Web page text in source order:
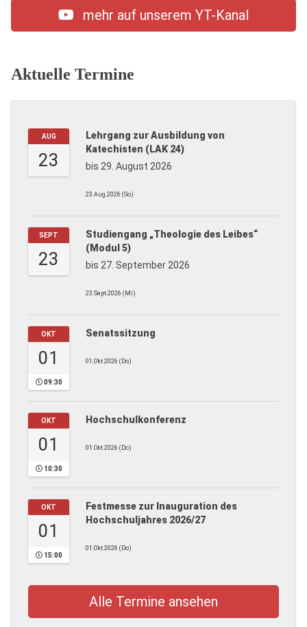
mehr auf unserem YT-Kanal
Aktuelle Termine
AUG
23
Lehrgang zur Ausbildung von
Katechisten (LAK 24)
bis 29. August 2026
23.Aug.2026 (So)
SEPT
23
Studiengang „Theologie des Leibes“
(Modul 5)
bis 27. September 2026
23.Sept.2026 (Mi)
OKT
01
09:30
Senatssitzung
01.Okt.2026 (Do)
OKT
01
10:30
Hochschulkonferenz
01.Okt.2026 (Do)
OKT
01
15:00
Festmesse zur Inauguration des
Hochschuljahres 2026/27
01.Okt.2026 (Do)
Alle Termine ansehen